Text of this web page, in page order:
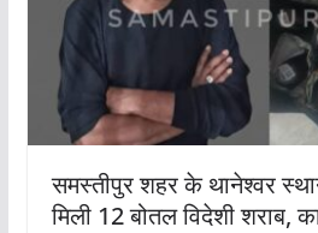
समस्तीपुर शहर के थानेश्वर
मिली 12 बोतल विदेशी शराब,